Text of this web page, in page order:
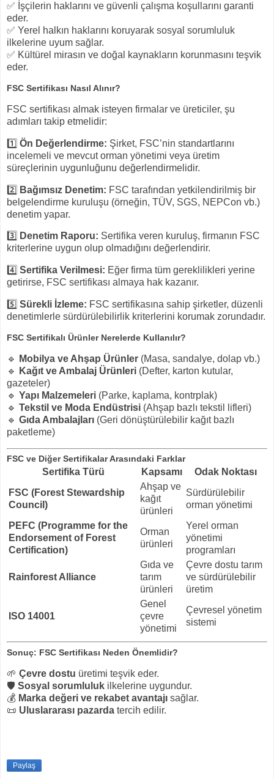
✅ İşçilerin haklarını ve güvenli çalışma koşullarını garanti
eder.
✅ Yerel halkın haklarını koruyarak sosyal sorumluluk
ilkelerine uyum sağlar.
✅ Kültürel mirasın ve doğal kaynakların korunmasını teşvik
eder.
FSC Sertifikası Nasıl Alınır?
FSC sertifikası almak isteyen firmalar ve üreticiler, şu
adımları takip etmelidir:
1️⃣ Ön Değerlendirme: Şirket, FSC’nin standartlarını
incelemeli ve mevcut orman yönetimi veya üretim
süreçlerinin uygunluğunu değerlendirmelidir.
2️⃣ Bağımsız Denetim: FSC tarafından yetkilendirilmiş bir
belgelendirme kuruluşu (örneğin, TÜV, SGS, NEPCon vb.)
denetim yapar.
3️⃣ Denetim Raporu: Sertifika veren kuruluş, firmanın FSC
kriterlerine uygun olup olmadığını değerlendirir.
4️⃣ Sertifika Verilmesi: Eğer firma tüm gereklilikleri yerine
getirirse, FSC sertifikası almaya hak kazanır.
5️⃣ Sürekli İzleme: FSC sertifikasına sahip şirketler, düzenli
denetimlerle sürdürülebilirlik kriterlerini korumak zorundadır.
FSC Sertifikalı Ürünler Nerelerde Kullanılır?
🔹 Mobilya ve Ahşap Ürünler (Masa, sandalye, dolap vb.)
🔹
Kağıt ve Ambalaj Ürünleri (Defter, karton kutular,
gazeteler)
🔹 Yapı Malzemeleri (Parke, kaplama, kontrplak)
🔹 Tekstil ve Moda Endüstrisi (Ahşap bazlı tekstil lifleri)
🔹 Gıda Ambalajları (Geri dönüştürülebilir kağıt bazlı
paketleme)
FSC ve Diğer Sertifikalar Arasındaki Farklar
Sertifika Türü Kapsamı
Odak Noktası
FSC (Forest Stewardship
Council)
Ahşap ve
kağıt
ürünleri
Sürdürülebilir
orman yönetimi
PEFC (Programme for the
Endorsement of Forest
Certification)
Orman
ürünleri
Yerel orman
yönetimi
programları
Rainforest Alliance
Gıda ve
tarım
ürünleri
Çevre dostu tarım
ve sürdürülebilir
üretim
ISO 14001
Genel
çevre
yönetimi
Çevresel yönetim
sistemi
Sonuç: FSC Sertifikası Neden Önemlidir?
🌱 Çevre dostu üretimi teşvik eder.
🛡 Sosyal sorumluluk ilkelerine uygundur.
💰 Marka değeri ve rekabet avantajı sağlar.
📜 Uluslararası pazarda tercih edilir.
Paylaş